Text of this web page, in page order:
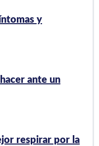
y
ante un
respirar por la